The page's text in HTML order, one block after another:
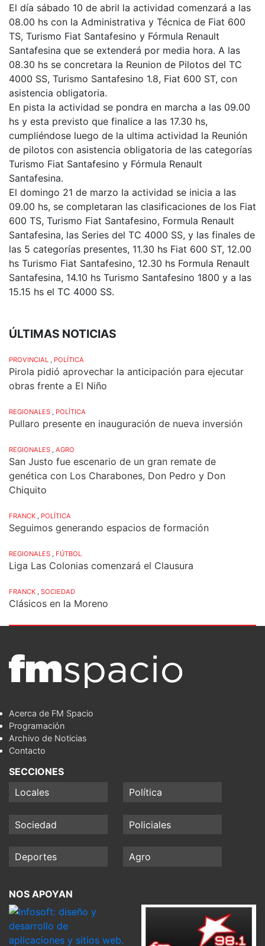
El día sábado 10 de abril la actividad comenzará a las
08.00 hs con la Administrativa y Técnica de Fiat 600
TS, Turismo Fiat Santafesino y Fórmula Renault
Santafesina que se extenderá por media hora. A las
08.30 hs se concretara la Reunion de Pilotos del TC
4000 SS, Turismo Santafesino 1.8, Fiat 600 ST, con
asistencia obligatoria.
En pista la actividad se pondra en marcha a las 09.00
hs y esta previsto que finalice a las 17.30 hs,
cumpliéndose luego de la ultima actividad la Reunión
de pilotos con asistencia obligatoria de las categorías
Turismo Fiat Santafesino y Fórmula Renault
Santafesina.
El domingo 21 de marzo la actividad se inicia a las
09.00 hs, se completaran las clasificaciones de los Fiat
600 TS, Turismo Fiat Santafesino, Formula Renault
Santafesina, las Series del TC 4000 SS, y las finales de
las 5 categorías presentes, 11.30 hs Fiat 600 ST, 12.00
hs Turismo Fiat Santafesino, 12.30 hs Formula Renault
Santafesina, 14.10 hs Turismo Santafesino 1800 y a las
15.15 hs el TC 4000 SS.
ÚLTIMAS NOTICIAS
PROVINCIAL POLÍTICA
Pirola pidió aprovechar la anticipación para ejecutar
obras frente a El Niño
REGIONALES POLÍTICA
Pullaro presente en inauguración de nueva inversión
REGIONALES AGRO
San Justo fue escenario de un gran remate de
genética con Los Charabones, Don Pedro y Don
Chiquito
FRANCK POLÍTICA
Seguimos generando espacios de formación
REGIONALES FÚTBOL
Liga Las Colonias comenzará el Clausura
FRANCK SOCIEDAD
Clásicos en la Moreno
Acerca de FM Spacio
Programación
Archivo de Noticias
Contacto
SECCIONES
Locales
Política
Sociedad Policiales
Deportes Agro
NOS APOYAN